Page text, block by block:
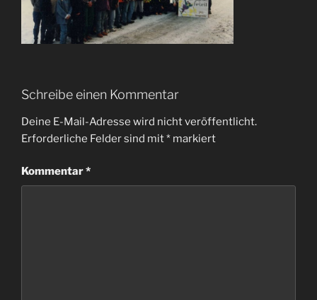
Schreibe einen Kommentar
Deine E-Mail-Adresse wird nicht veröffentlicht.
Erforderliche Felder sind mit* markiert
Kommentar*